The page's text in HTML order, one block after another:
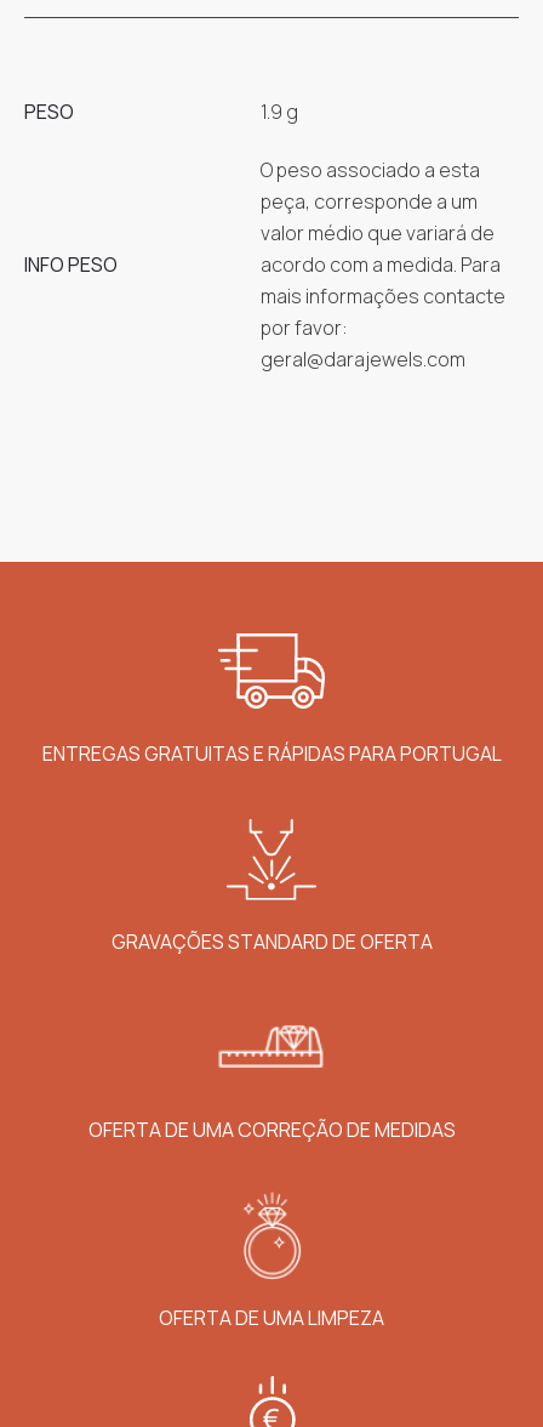
PESO 1.9 g
INFO PESO
O peso associado a esta
peça, corresponde a um
valor médio que variará de
acordo com a medida. Para
mais informações contacte
por favor:
geral@darajewels.com
ENTREGAS GRATUITAS E RÁPIDAS PARA PORTUGAL
GRAVAÇÕES STANDARD DE OFERTA
OFERTA DE UMA CORREÇÃO DE MEDIDAS
OFERTA DE UMA LIMPEZA